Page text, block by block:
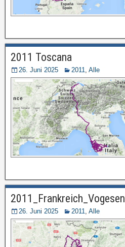
2011 Toscana
26. Juni 2025 2011, Alle
2011_Frankreich_Vogesen
26. Juni 2025 2011, Alle